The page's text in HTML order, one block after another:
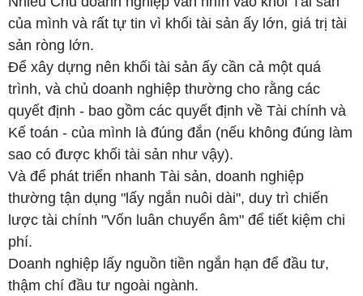
outsourced
cfo
Giới thiệu về
CIIC oCFO
Các tồn tại
của Doanh
nghiệp
Giá trị của
của mình và rất tự tin vì khối tài sản ấy lớn, giá trị tài
sản ròng lớn.
Để xây dựng nên khối tài sản ấy cần cả một quá
trình, và chủ doanh nghiệp thường cho rằng các
quyết định - bao gồm các quyết định về Tài chính và
Kế toán - của mình là đúng đắn (nếu không đúng làm
sao có được khối tài sản như vậy).
Và để phát triển nhanh Tài sản, doanh nghiệp
thường tận dụng "lấy ngắn nuôi dài", duy trì chiến
lược tài chính "Vốn luân chuyển âm" để tiết kiệm chi
phí.
Doanh nghiệp lấy nguồn tiền ngắn hạn để đầu tư,
thậm chí đầu tư ngoài ngành.